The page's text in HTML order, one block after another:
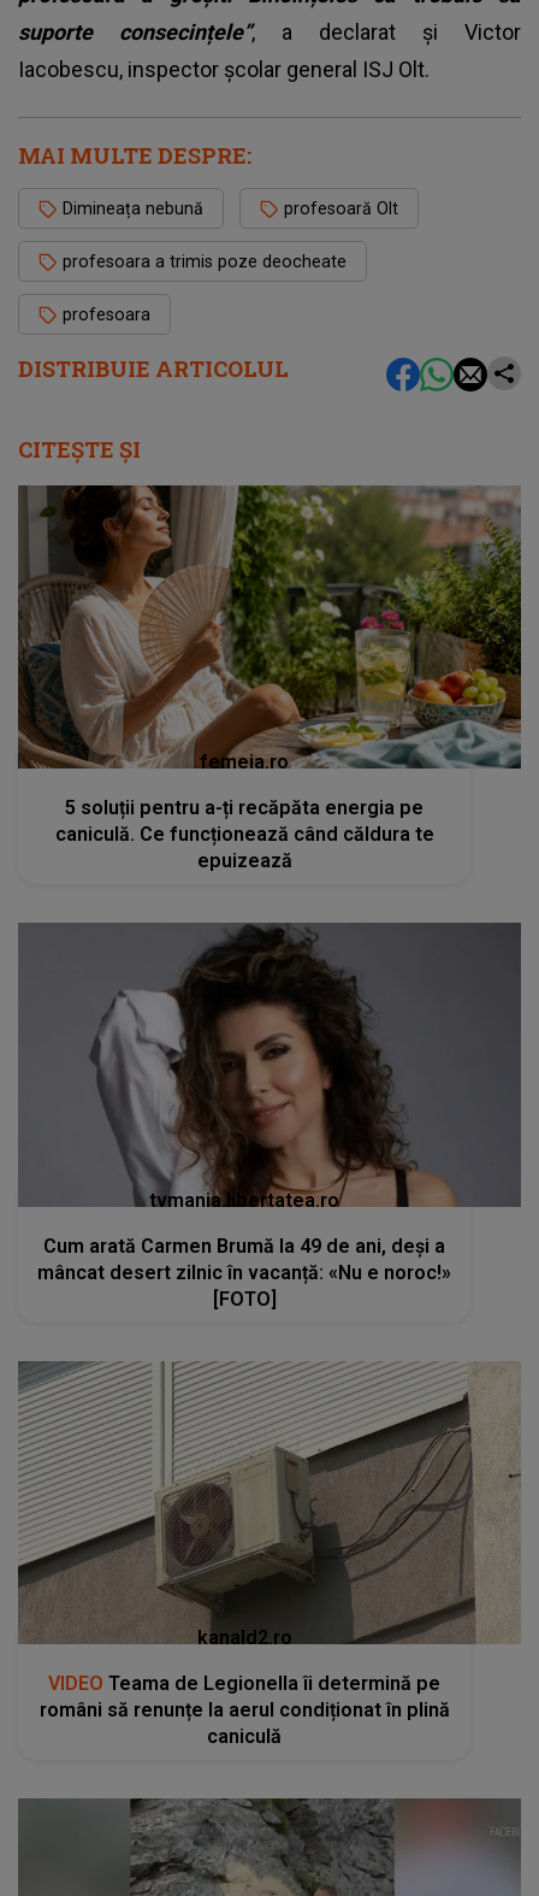
DISTRIBUIE ARTICOLUL
suporte consecințele”, a declarat și Victor
Iacobescu, inspector școlar general ISJ Olt.
MAI MULTE DESPRE:
Dimineața nebună profesoară Olt
profesoara a trimis poze deocheate
profesoara
CITEȘTE ȘI
femeia.ro
5 soluții pentru a-ți recăpăta energia pe
caniculă. Ce funcționează când căldura te
epuizează
tvmania.libertatea.ro
Cum arată Carmen Brumă la 49 de ani, deși a
mâncat desert zilnic în vacanță: «Nu e noroc!»
[FOTO]
kanald2.ro
VIDEO Teama de Legionella îi determină pe
români să renunțe la aerul condiționat în plină
caniculă